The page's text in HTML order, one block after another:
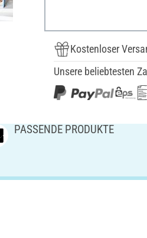
Kostenloser
Unsere beliebtesten
PASSENDE PRODUKTE